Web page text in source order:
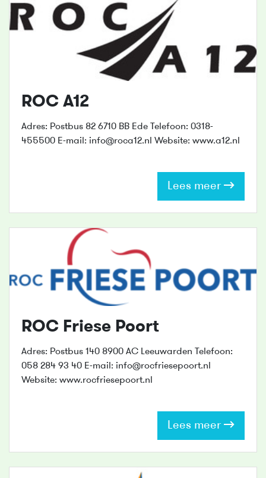
ROC A12
Adres: Postbus 82 6710 BB Ede Telefoon: 0318-
455500 E-mail: info@roca12.nl Website: www.a12.nl
Lees meer
ROC Friese Poort
Adres: Postbus 140 8900 AC Leeuwarden Telefoon:
058 284 93 40 E-mail: info@rocfriesepoort.nl
Website: www.rocfriesepoort.nl
Lees meer